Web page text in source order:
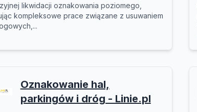
likwidacji oznakowania poziomego,
kompleksowe prace związane z usuwaniem
Oznakowanie hal,
parkingów i dróg - Linie.pl